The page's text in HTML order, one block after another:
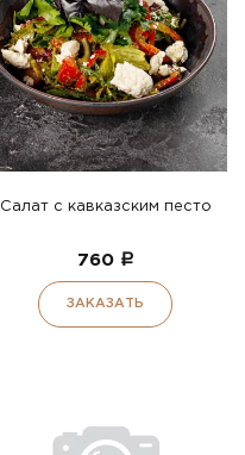
Салат с кавказским песто
760 a
ЗАКАЗАТЬ